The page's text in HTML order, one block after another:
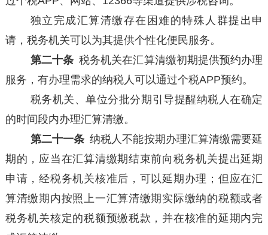
独立完成汇算清缴存在困难的特殊人群提出申
请，税务机关可以为其提供个性化便民服务。
第二十条 税务机关在汇算清缴初期提供预约办理
服务，有办理需求的纳税人可以通过个税APP预约。
税务机关、单位分批分期引导提醒纳税人在确定
的时间段内办理汇算清缴。
第二十一条 纳税人不能按期办理汇算清缴需要延
期的，应当在汇算清缴期结束前向税务机关提出延期
申请，经税务机关核准后，可以延期办理；但应在汇
算清缴期内按照上一汇算清缴期实际缴纳的税额或者
税务机关核定的税额预缴税款，并在核准的延期内完